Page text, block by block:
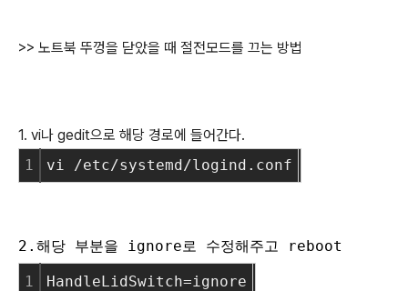
>> 노트북 뚜껑을 닫았을 때 절전모드를 끄는 방법
1. vi나 gedit으로 해당 경로에 들어간다.
1
vi /etc/systemd/logind.conf
2.해당 부분을 ignore로 수정해주고 reboot
1 HandleLidSwitch=ignore